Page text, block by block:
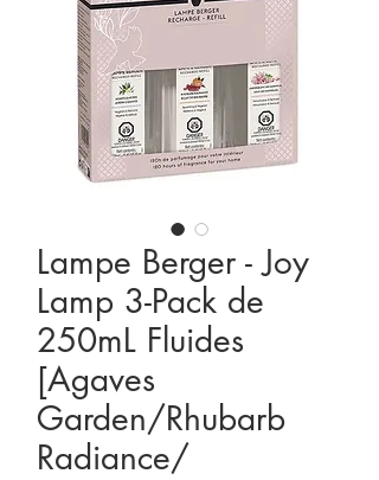
Lampe Berger - Joy
Lamp 3-Pack de
250mL Fluides
[Agaves
Garden/Rhubarb
Radiance/